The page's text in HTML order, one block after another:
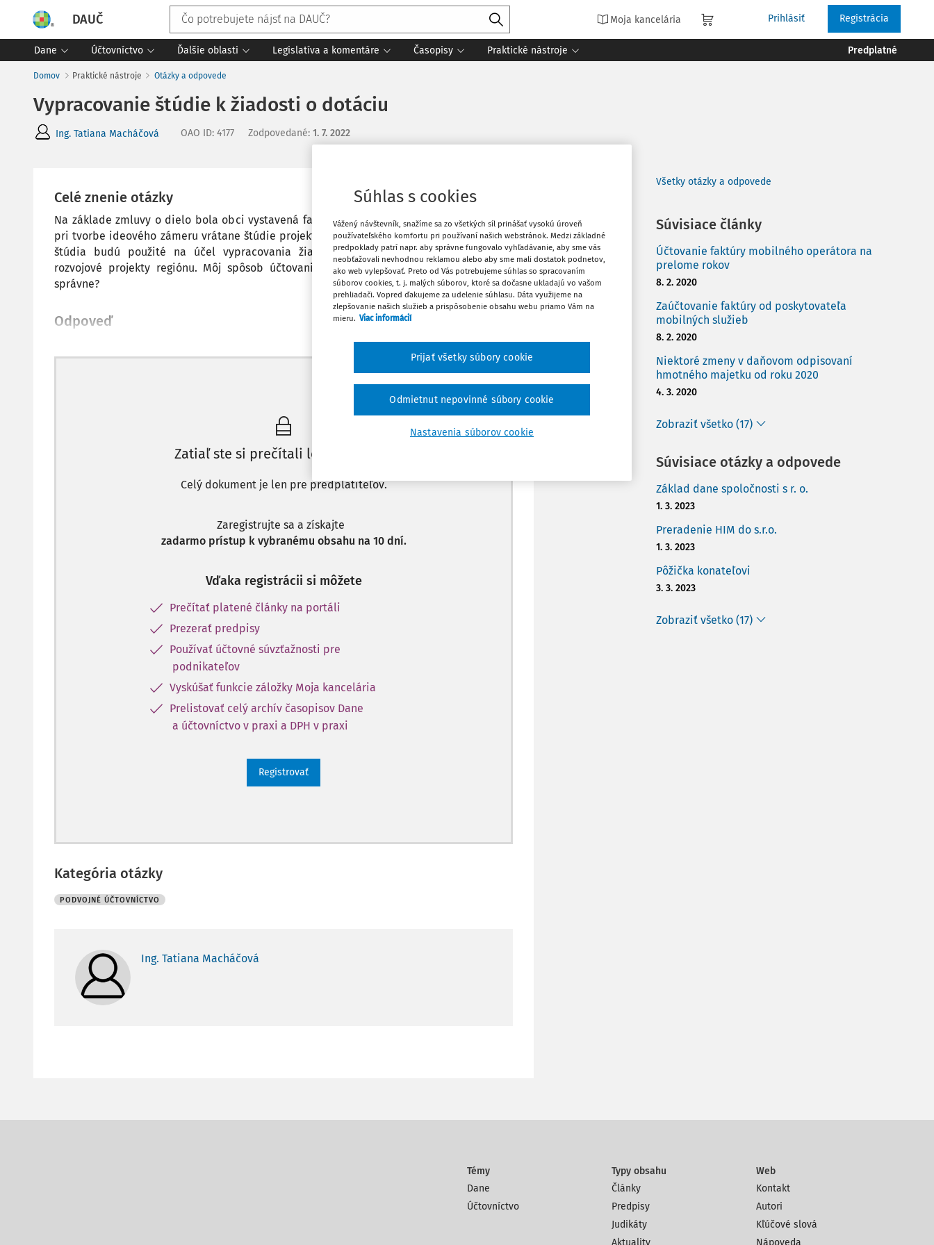
DAUČ Moja kancelária Prihlásiť Registrácia
Dane Účtovníctvo Ďalšie oblasti Legislatíva a komentáre Časopisy Praktické nástroje Predplatné
Domov Praktické nástroje Otázky a odpovede
Vypracovanie štúdie k žiadosti o dotáciu
Ing. Tatiana Macháčová OAO ID: 4177 Zodpovedané: 1. 7. 2022
Celé znenie otázky
Na základe zmluvy o dielo bola obci vystavená faktúra, ktorej predmetom je spolupráca
pri tvorbe ideového zámeru vrátane štúdie projektu "Environmentálna výchova". Zámer a
štúdia budú použité na účel vypracovania žiadosti o poskytnutie prostriedkov na
rozvojové projekty regiónu. Môj spôsob účtovania je: 518/321 a položka 637011. Je to
správne?
Odpoveď
Máte predplatné? Prihláste sa
Zatiaľ ste si prečítali len začiatok...
Celý dokument je len pre predplatiteľov.
Zaregistrujte sa a získajte
zadarmo prístup k vybranému obsahu na 10 dní.
Vďaka registrácii si môžete
Prečítať platené články na portáli
Prezerať predpisy
Používať účtovné súvzťažnosti pre
podnikateľov
Vyskúšať funkcie záložky Moja kancelária
Prelistovať celý archív časopisov Dane
a účtovníctvo v praxi a DPH v praxi
Registrovať
Kategória otázky
PODVOJNÉ ÚČTOVNÍCTVO
Ing. Tatiana Macháčová
Stiahnuť
Vytlačiť
Všetky otázky a odpovede
Súvisiace články
Účtovanie faktúry mobilného operátora na
prelome rokov
8. 2. 2020
Zaúčtovanie faktúry od poskytovateľa
mobilných služieb
8. 2. 2020
Niektoré zmeny v daňovom odpisovaní
hmotného majetku od roku 2020
4. 3. 2020
Zobraziť všetko (17)
Súvisiace otázky a odpovede
Základ dane spoločnosti s r. o.
1. 3. 2023
Preradenie HIM do s.r.o.
1. 3. 2023
Pôžička konateľovi
3. 3. 2023
Zobraziť všetko (17)
Témy
Dane
Účtovníctvo
Typy obsahu
Články
Predpisy
Judikáty
Aktuality
Web
Kontakt
Autori
Kľúčové slová
Nápoveda
Súhlas s cookies
Vážený návštevník, snažíme sa zo všetkých síl prinášať vysokú úroveň
používateľského komfortu pri používaní našich webstránok. Medzi základné
predpoklady patrí napr. aby správne fungovalo vyhľadávanie, aby sme vás
neobťažovali nevhodnou reklamou alebo aby sme mali dostatok podnetov,
ako web vylepšovať. Preto od Vás potrebujeme súhlas so spracovaním
súborov cookies, t. j. malých súborov, ktoré sa dočasne ukladajú vo vašom
prehliadači. Vopred ďakujeme za udelenie súhlasu. Dáta využijeme na
zlepšovanie našich služieb a prispôsobenie obsahu webu priamo Vám na
mieru. Viac informácií
Nastavenia súborov cookie
Odmietnut nepovinné súbory cookie
Prijať všetky súbory cookie